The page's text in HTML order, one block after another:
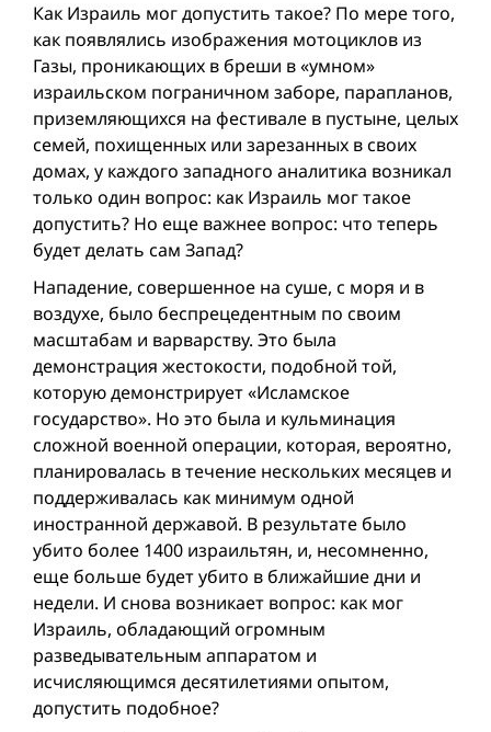
Как Израиль мог допустить такое? По мере того,
как появлялись изображения мотоциклов из
Газы, проникающих в бреши в «умном»
израильском пограничном заборе, парапланов,
приземляющихся на фестивале в пустыне, целых
семей, похищенных или зарезанных в своих
домах, у каждого западного аналитика возникал
только один вопрос: как Израиль мог такое
допустить? Но еще важнее вопрос: что теперь
будет делать сам Запад?
Нападение, совершенное на суше, с моря и в
воздухе, было беспрецедентным по своим
масштабам и варварству. Это была
демонстрация жестокости, подобной той,
которую демонстрирует «Исламское
государство». Но это была и кульминация
сложной военной операции, которая, вероятно,
планировалась в течение нескольких месяцев и
поддерживалась как минимум одной
иностранной державой. В результате было
убито более 1400 израильтян, и, несомненно,
еще больше будет убито в ближайшие дни и
недели. И снова возникает вопрос: как мог
Израиль, обладающий огромным
разведывательным аппаратом и
исчисляющимся десятилетиями опытом,
допустить подобное?